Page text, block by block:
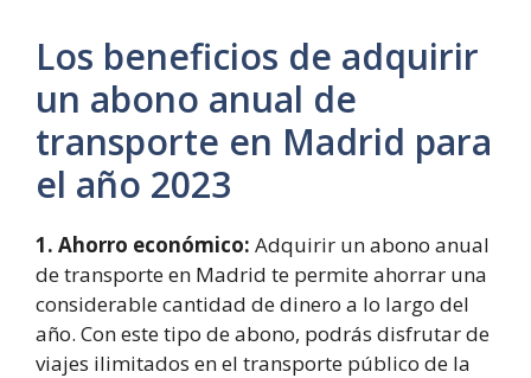
Los beneficios de adquirir
un abono anual de
transporte en Madrid para
el año 2023
1. Ahorro económico: Adquirir un abono anual
de transporte en Madrid te permite ahorrar una
considerable cantidad de dinero a lo largo del
año. Con este tipo de abono, podrás disfrutar de
viajes ilimitados en el transporte público de la